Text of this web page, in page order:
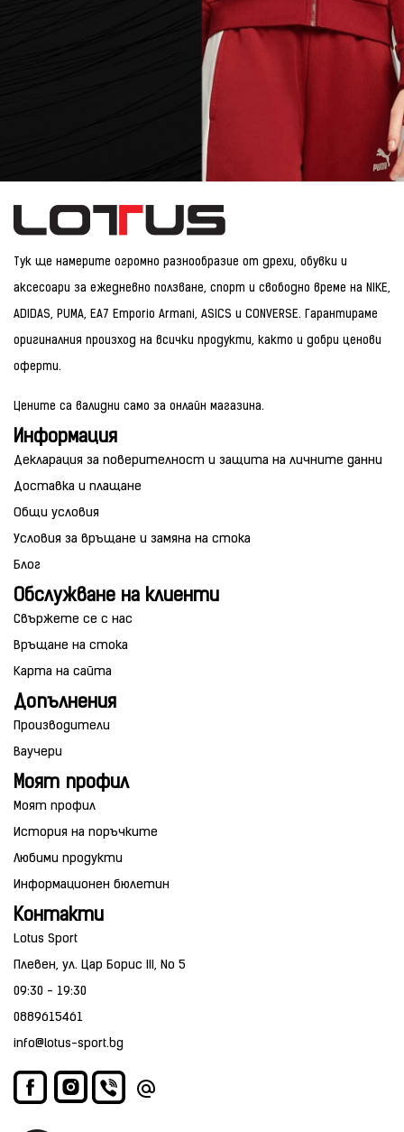
Тук ще намерите огромно разнообразие от дрехи, обувки и
аксесоари за ежедневно ползване, спорт и свободно време на NIKE,
ADIDAS, PUMA, EA7 Emporio Armani, ASICS и CONVERSE. Гарантираме
оригиналния произход на всички продукти, както и добри ценови
оферти.
Цените са валидни само за онлайн магазина.
Информация
Декларация за поверителност и защита на личните данни
Доставка и плащане
Общи условия
Условия за връщане и замяна на стока
Блог
Обслужване на клиенти
Свържете се с нас
Връщане на стока
Карта на сайта
Допълнения
Производители
Ваучери
Моят профил
Моят профил
История на поръчките
Любими продукти
Информационен бюлетин
Контакти
Lotus Sport
Плевен, ул. Цар Борис III, No 5
09:30 - 19:30
0889615461
info@lotus-sport.bg